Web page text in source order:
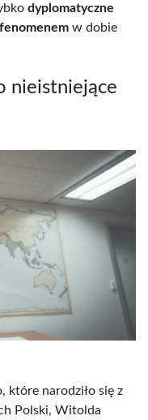
dyplomatyczne
w dobie
nieistniejące
które narodziło się z
Polski, Witolda